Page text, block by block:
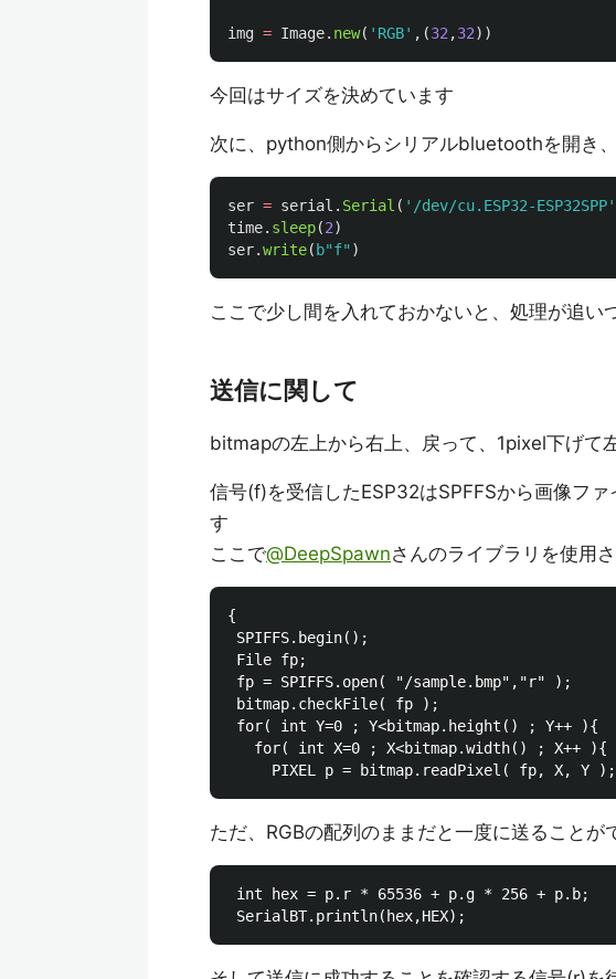
img = Image. new( ' RGB' ,(32 ,32))
今回はサイズを決めています
次に、python側からシリアルbluetoothを開き
ser = serial . Serial ( ' /dev/cu.ESP32-ESP32SPP'
time. sleep(2)
ser.write( b"f" )
ここで少し間を入れておかないと、処理が追い
送信に関して
bitmapの左上から右上、戻って、1pixel下げて
信号(f)を受信したESP32はSPFFSから画像フ
す
ここで@DeepSpawnさんのライブラリを使用
{
SPIFFS.begin();
File fp;
fp = SPIFFS.open( "/sample.bmp","r" );
bitmap.checkFile( fp );
for( int Y=0 ; Y<bitmap.height() ; Y++ ){
   for( int X=0 ; X<bitmap.width() ; X++ ){
ただ、RGBの配列のままだと一度に送ること
int hex = p.r * 65536 + p.g * 256 + p.b;